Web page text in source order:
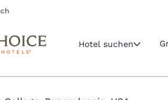
Hotel suchen